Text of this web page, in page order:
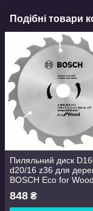
Подібні товари
Пиляльний диск
d20/16 z36 для
BOSCH Eco for Wood
848 ₴